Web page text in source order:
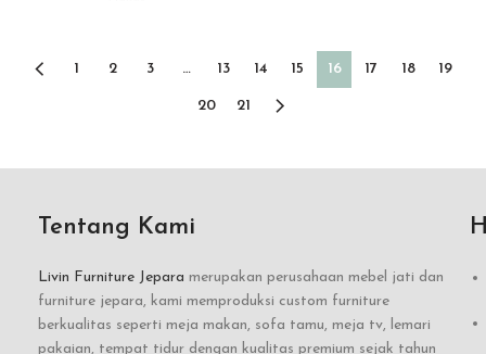
1 2 3 … 13 14 15 16 17 18 19
20 21
Tentang Kami
Livin Furniture Jepara merupakan perusahaan mebel jati dan
furniture jepara, kami memproduksi custom furniture
berkualitas seperti meja makan, sofa tamu, meja tv, lemari
pakaian, tempat tidur dengan kualitas premium sejak tahun